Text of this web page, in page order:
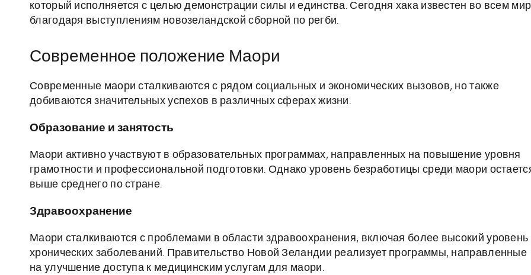
который исполняется с целью демонстрации силы и единства. Сегодня хака известен во всем
благодаря выступлениям новозеландской сборной по регби.
Современное положение Маори
Современные маори сталкиваются с рядом социальных и экономических вызовов, но также
добиваются значительных успехов в различных сферах жизни.
Образование и занятость
Маори активно участвуют в образовательных программах, направленных на повышение уровня
грамотности и профессиональной подготовки. Однако уровень безработицы среди маори
выше среднего по стране.
Здравоохранение
Маори сталкиваются с проблемами в области здравоохранения, включая более высокий уровень
хронических заболеваний. Правительство Новой Зеландии реализует программы, направленные
на улучшение доступа к медицинским услугам для маори.